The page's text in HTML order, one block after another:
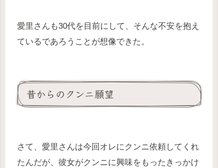
愛里さんも30代を目前にして、そんな不安を抱え
ているであろうことが想像できた。
昔からのクンニ願望
さて、愛里さんは今回オレにクンニ依頼してくれ
たんだが、彼女がクンニに興味をもったきっかけ